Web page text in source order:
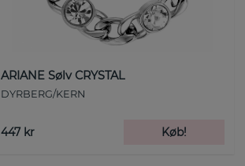
ARIANE Sølv CRYSTAL
DYRBERG/KERN
447 kr Køb!